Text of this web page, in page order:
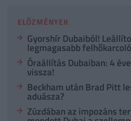
ELŐZMÉNYEK
Gyorshír Dubaiból!
legmagasabb
Óraállítás Dubaiban: 4
vissza!
Beckham után Brad Pitt
aduásza?
Zúzdában az impozáns